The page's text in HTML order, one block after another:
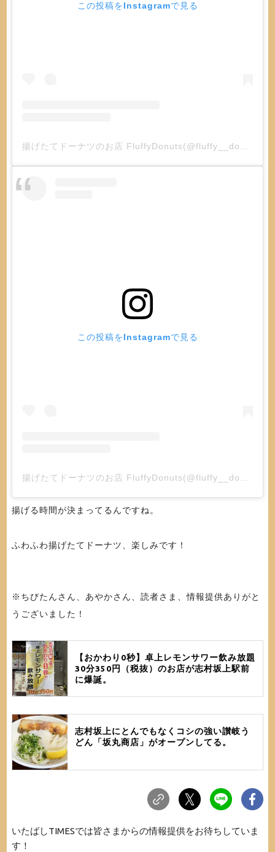
この投稿をInstagramで見る
この投稿をInstagramで見る
揚げる時間が決まってるんですね。
ふわふわ揚げたてドーナツ、楽しみです！
※ちびたんさん、あやかさん、読者さま、情報提供ありがと
うございました！
【おかわり0秒】卓上レモンサワー飲み放題
30分350円（税抜）のお店が志村坂上駅前
に爆誕。
志村坂上にとんでもなくコシの強い讃岐う
どん「坂丸商店」がオープンしてる。
いたばしTIMESでは皆さまからの情報提供をお待ちしていま
す！